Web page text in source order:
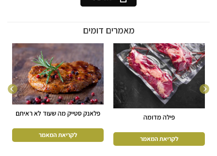
מאמרים דומים
פילה מדומה פלאנק סטייק מה שעוד לא ראיתם